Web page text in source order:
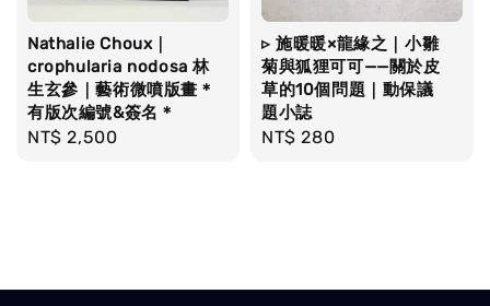
Nathalie Choux｜
crophularia nodosa 林
生玄參｜藝術微噴版畫＊
有版次編號&簽名＊
Regular
NT$ 2,500
▹ 施暖暖×龍緣之｜小雛
菊與狐狸可可——關於皮
草的10個問題｜動保議
題小誌
Regular
NT$ 280